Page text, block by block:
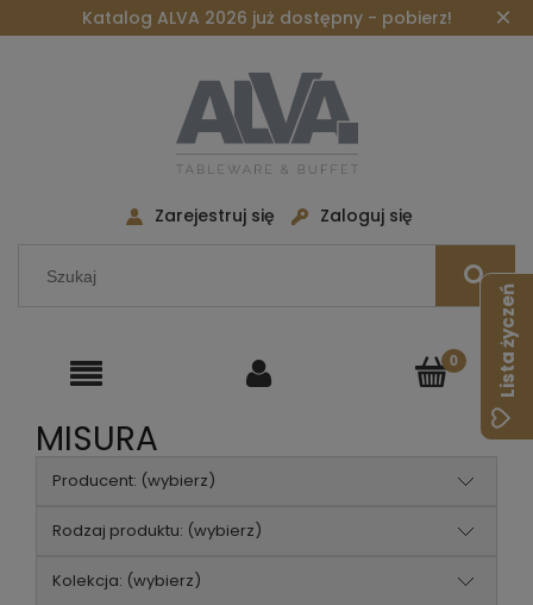
Katalog ALVA 2026 już dostępny - pobierz! ×
Zarejestruj się Zaloguj się
MISURA
Producent: (wybierz)
Rodzaj produktu: (wybierz)
Kolekcja: (wybierz)
Lista życzeń